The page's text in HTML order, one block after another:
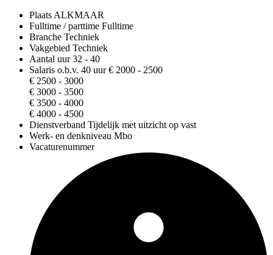
Plaats ALKMAAR
Fulltime / parttime Fulltime
Branche Techniek
Vakgebied Techniek
Aantal uur 32 - 40
Salaris o.b.v. 40 uur € 2000 - 2500
€ 2500 - 3000
€ 3000 - 3500
€ 3500 - 4000
€ 4000 - 4500
Dienstverband Tijdelijk met uitzicht op vast
Werk- en denkniveau Mbo
Vacaturenummer